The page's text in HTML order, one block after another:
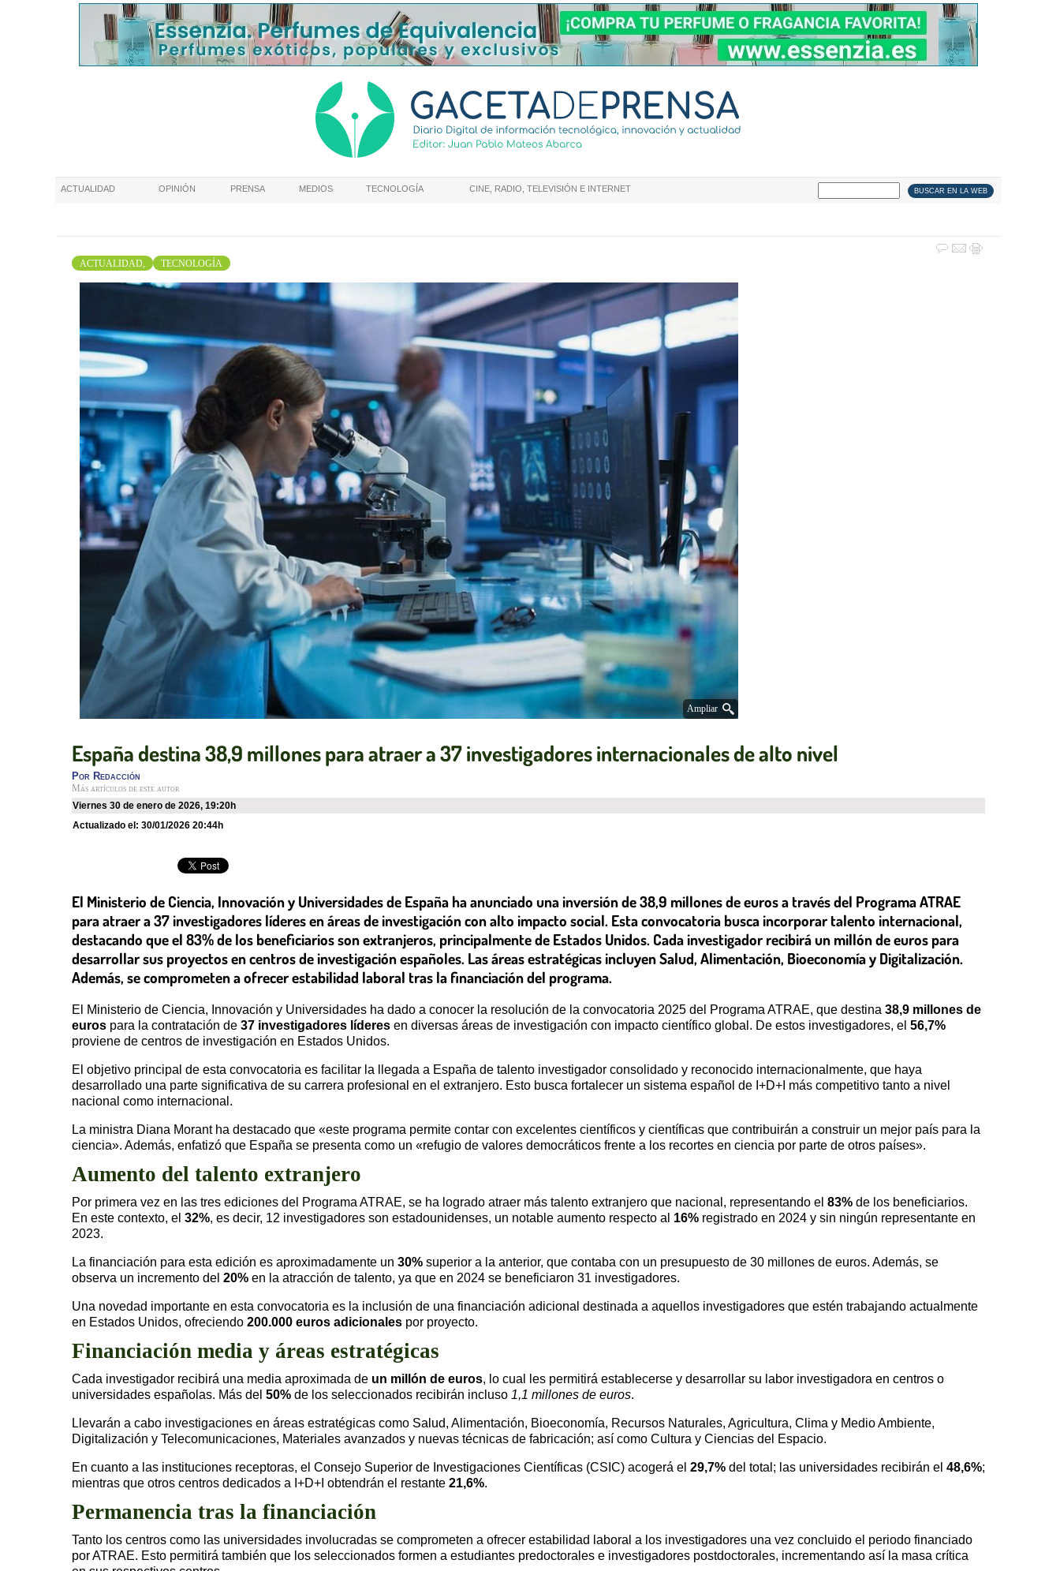
ACTUALIDAD OPINIÓN PRENSA MEDIOS TECNOLOGÍA CINE, RADIO, TELEVISIÓN E INTERNET
ACTUALIDAD, TECNOLOGÍA
Ampliar
España destina 38,9 millones para atraer a 37 investigadores internacionales de alto nivel
Por Redacción
Más artículos de este autor
viernes 30 de enero de 2026, 19:20h
Actualizado el: 30/01/2026 20:44h
El Ministerio de Ciencia, Innovación y Universidades de España ha anunciado una inversión de 38,9 millones de euros a través del Programa ATRAE
para atraer a 37 investigadores líderes en áreas de investigación con alto impacto social. Esta convocatoria busca incorporar talento internacional,
destacando que el 83% de los beneficiarios son extranjeros, principalmente de Estados Unidos. Cada investigador recibirá un millón de euros para
desarrollar sus proyectos en centros de investigación españoles. Las áreas estratégicas incluyen Salud, Alimentación, Bioeconomía y Digitalización.
Además, se comprometen a ofrecer estabilidad laboral tras la financiación del programa.
El Ministerio de Ciencia, Innovación y Universidades ha dado a conocer la resolución de la convocatoria 2025 del Programa ATRAE, que destina 38,9 millones de
euros para la contratación de 37 investigadores líderes en diversas áreas de investigación con impacto científico global. De estos investigadores, el 56,7%
proviene de centros de investigación en Estados Unidos.
El objetivo principal de esta convocatoria es facilitar la llegada a España de talento investigador consolidado y reconocido internacionalmente, que haya
desarrollado una parte significativa de su carrera profesional en el extranjero. Esto busca fortalecer un sistema español de I+D+I más competitivo tanto a nivel
nacional como internacional.
La ministra Diana Morant ha destacado que «este programa permite contar con excelentes científicos y científicas que contribuirán a construir un mejor país para la
ciencia». Además, enfatizó que España se presenta como un «refugio de valores democráticos frente a los recortes en ciencia por parte de otros países».
Aumento del talento extranjero
Por primera vez en las tres ediciones del Programa ATRAE, se ha logrado atraer más talento extranjero que nacional, representando el 83% de los beneficiarios.
En este contexto, el 32%, es decir, 12 investigadores son estadounidenses, un notable aumento respecto al 16% registrado en 2024 y sin ningún representante en
2023.
La financiación para esta edición es aproximadamente un 30% superior a la anterior, que contaba con un presupuesto de 30 millones de euros. Además, se
observa un incremento del 20% en la atracción de talento, ya que en 2024 se beneficiaron 31 investigadores.
Una novedad importante en esta convocatoria es la inclusión de una financiación adicional destinada a aquellos investigadores que estén trabajando actualmente
en Estados Unidos, ofreciendo 200.000 euros adicionales por proyecto.
Financiación media y áreas estratégicas
Cada investigador recibirá una media aproximada de un millón de euros, lo cual les permitirá establecerse y desarrollar su labor investigadora en centros o
universidades españolas. Más del 50% de los seleccionados recibirán incluso 1,1 millones de euros.
Llevarán a cabo investigaciones en áreas estratégicas como Salud, Alimentación, Bioeconomía, Recursos Naturales, Agricultura, Clima y Medio Ambiente,
Digitalización y Telecomunicaciones, Materiales avanzados y nuevas técnicas de fabricación; así como Cultura y Ciencias del Espacio.
En cuanto a las instituciones receptoras, el Consejo Superior de Investigaciones Científicas (CSIC) acogerá el 29,7% del total; las universidades recibirán el 48,6%;
mientras que otros centros dedicados a I+D+I obtendrán el restante 21,6%.
Permanencia tras la financiación
Tanto los centros como las universidades involucradas se comprometen a ofrecer estabilidad laboral a los investigadores una vez concluido el periodo financiado
por ATRAE. Esto permitirá también que los seleccionados formen a estudiantes predoctorales e investigadores postdoctorales, incrementando así la masa crítica